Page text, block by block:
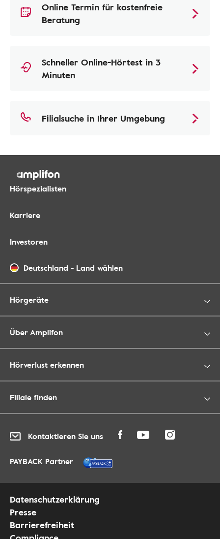
Online Termin für kostenfreie
Beratung
Schneller Online-Hörtest in 3
Minuten
Filialsuche in Ihrer Umgebung
Hörspezialisten
Karriere
Investoren
Deutschland - Land wählen
Hörgeräte
Über Amplifon
Hörverlust erkennen
Filiale finden
Kontaktieren Sie uns
PAYBACK Partner
Datenschutzerklärung
Presse
Barrierefreiheit